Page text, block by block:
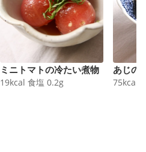
ミニトマトの冷たい煮物
19kcal 食塩 0.2g
あじの
75kcal